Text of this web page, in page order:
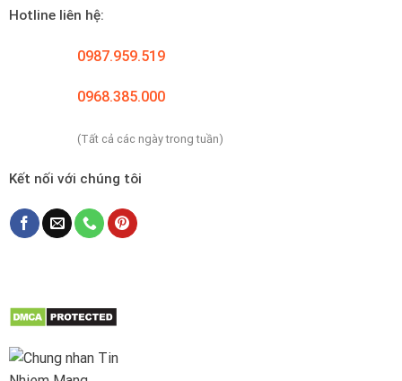
Hotline liên hệ:
0987.959.519
0968.385.000
(Tất cả các ngày trong tuần)
Kết nối với chúng tôi